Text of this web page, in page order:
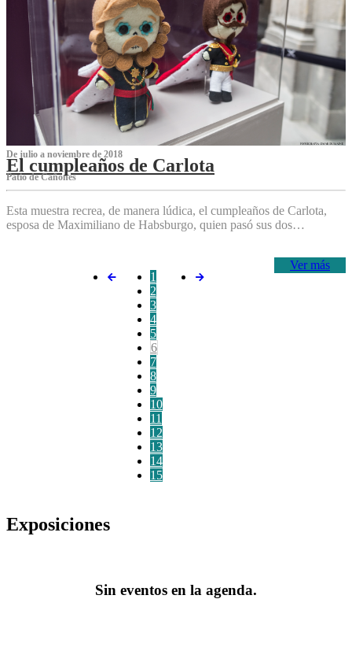
De julio a noviembre de 2018
El cumpleaños de Carlota
Patio de Cañones
Esta muestra recrea, de manera lúdica, el cumpleaños de Carlota,
esposa de Maximiliano de Habsburgo, quien pasó sus dos…
Ver más
1
2
3
4
5
6
7
8
9
10
11
12
13
14
15
Exposiciones
Sin eventos en la agenda.